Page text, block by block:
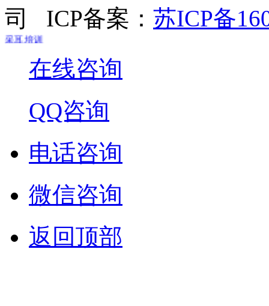
司 ICP备案： 苏ICP备
上海落户政策
采耳培训
郑州监控安装
CE认证
在线咨询
QQ咨询
电话咨询
微信咨询
返回顶部